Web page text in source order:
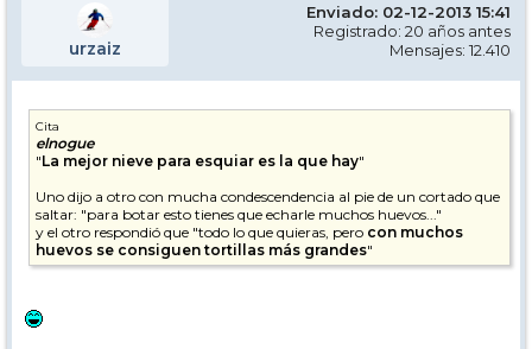
urzaiz
Enviado: 02-12-2013 15:41
Registrado: 20 años antes
Mensajes: 12.410
Cita
elnogue
"La mejor nieve para esquiar es la que hay"
Uno dijo a otro con mucha condescendencia al pie de un cortado que
saltar: "para botar esto tienes que echarle muchos huevos..."
y el otro respondió que "todo lo que quieras, pero con muchos
huevos se consiguen tortillas más grandes"